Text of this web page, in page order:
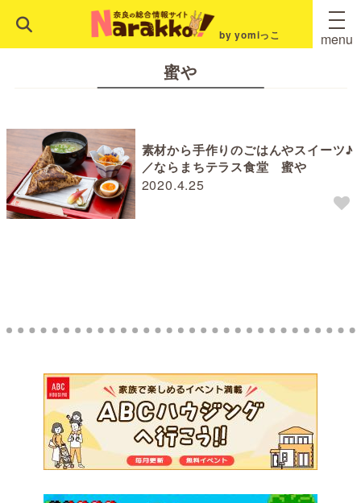
by yomiっこ menu
蜜や
2020.4.25
素材から手作りのごはんやスイーツ♪
／ならまちテラス食堂 蜜や